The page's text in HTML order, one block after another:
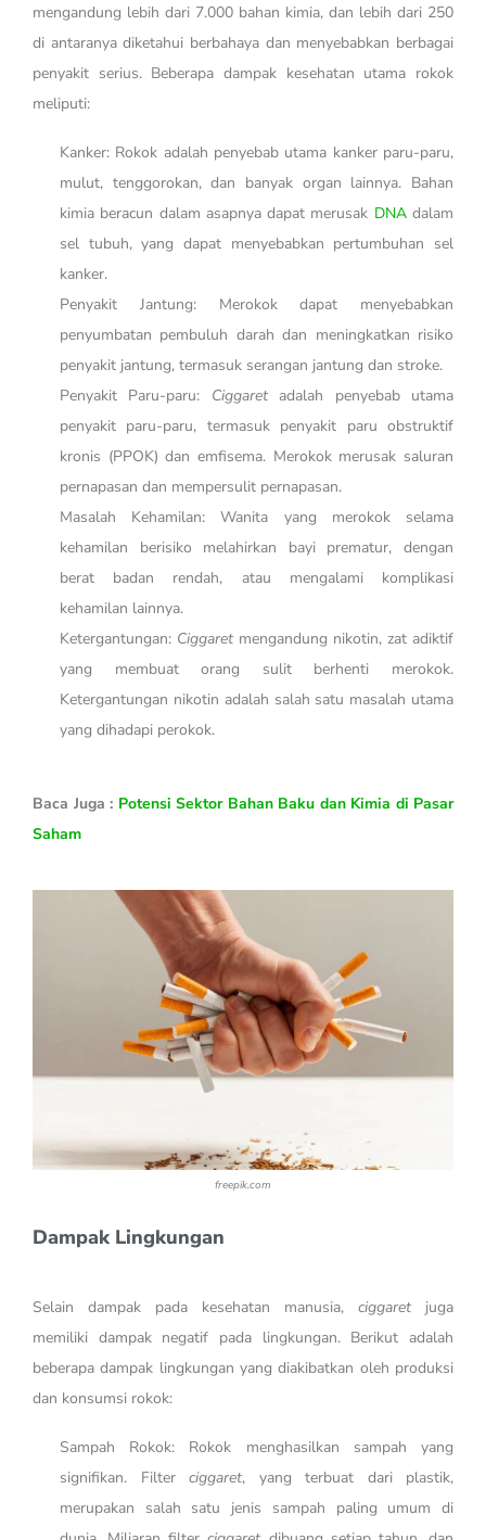
mengandung lebih dari 7.000 bahan kimia, dan lebih dari 250
di antaranya diketahui berbahaya dan menyebabkan berbagai
penyakit serius. Beberapa dampak kesehatan utama rokok
meliputi:
Kanker: Rokok adalah penyebab utama kanker paru-paru,
mulut, tenggorokan, dan banyak organ lainnya. Bahan
kimia beracun dalam asapnya dapat merusak DNAdalam
sel tubuh, yang dapat menyebabkan pertumbuhan sel
kanker.
Penyakit Jantung: Merokok dapat menyebabkan
penyumbatan pembuluh darah dan meningkatkan risiko
penyakit jantung, termasuk serangan jantung dan stroke.
Penyakit Paru-paru: Ciggaret adalah penyebab utama
penyakit paru-paru, termasuk penyakit paru obstruktif
kronis (PPOK) dan emfisema. Merokok merusak saluran
pernapasan dan mempersulit pernapasan.
Masalah Kehamilan: Wanita yang merokok selama
kehamilan berisiko melahirkan bayi prematur, dengan
berat badan rendah, atau mengalami komplikasi
kehamilan lainnya.
Ketergantungan: Ciggaret mengandung nikotin, zat adiktif
yang membuat orang sulit berhenti merokok.
Ketergantungan nikotin adalah salah satu masalah utama
yang dihadapi perokok.
Baca Juga : Potensi Sektor Bahan Baku dan Kimia di Pasar
Saham
freepik.com
Dampak Lingkungan
Selain dampak pada kesehatan manusia, ciggaret juga
memiliki dampak negatif pada lingkungan. Berikut adalah
beberapa dampak lingkungan yang diakibatkan oleh produksi
dan konsumsi rokok:
Sampah Rokok: Rokok menghasilkan sampah yang
signifikan. Filter ciggaret, yang terbuat dari plastik,
merupakan salah satu jenis sampah paling umum di